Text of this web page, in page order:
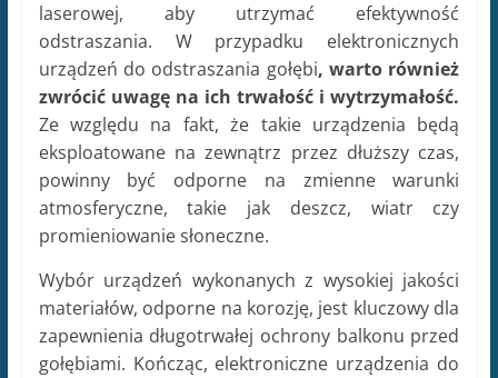
laserowej, aby utrzymać efektywność
odstraszania. W przypadku elektronicznych
urządzeń do odstraszania gołębi, warto również
zwrócić uwagę na ich trwałość i wytrzymałość.
Ze względu na fakt, że takie urządzenia będą
eksploatowane na zewnątrz przez dłuższy czas,
powinny być odporne na zmienne warunki
atmosferyczne, takie jak deszcz, wiatr czy
promieniowanie słoneczne.
Wybór urządzeń wykonanych z wysokiej jakości
materiałów, odporne na korozję, jest kluczowy dla
zapewnienia długotrwałej ochrony balkonu przed
gołębiami. Kończąc, elektroniczne urządzenia do